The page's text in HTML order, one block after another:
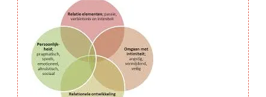
Berichtnavigatie